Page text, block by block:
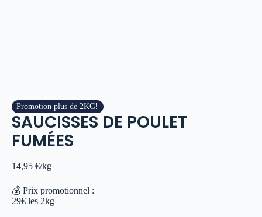
Promotion plus de 2KG!
SAUCISSES DE POULET
FUMÉES
14,95 €/kg
💰 Prix promotionnel :
29€ les 2kg